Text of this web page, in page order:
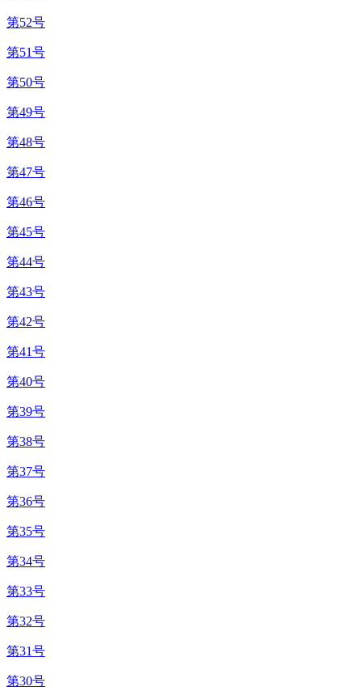
第52号
第51号
第50号
第49号
第48号
第47号
第46号
第45号
第44号
第43号
第42号
第41号
第40号
第39号
第38号
第37号
第36号
第35号
第34号
第33号
第32号
第31号
第30号